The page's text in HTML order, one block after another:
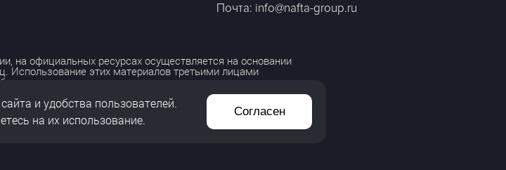
Почта: info@nafta-group.ru
на официальных ресурсах осуществляется на основании
Использование этих материалов третьими лицами
и удобства пользователей.
на их использование.
Согласен